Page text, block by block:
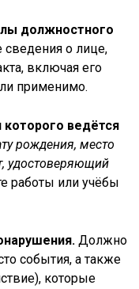
должностного
сведения о лице,
включая его
применимо.
ведётся
рождения, место
удостоверяющий
работы или учёбы
Должно
события, а также
которые